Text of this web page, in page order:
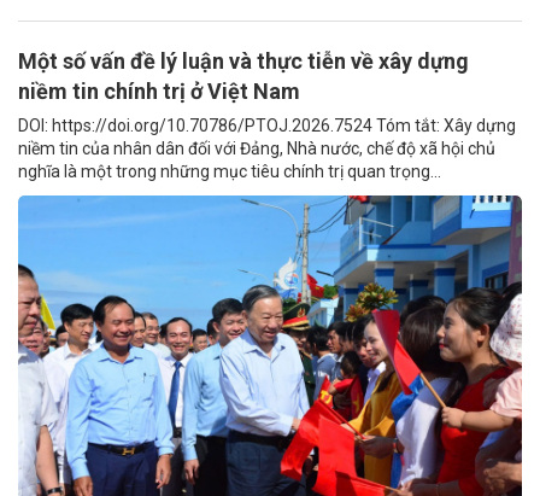
Một số vấn đề lý luận và thực tiễn về xây dựng
niềm tin chính trị ở Việt Nam
DOI: https://doi.org/10.70786/PTOJ.2026.7524 Tóm tắt: Xây dựng
niềm tin của nhân dân đối với Đảng, Nhà nước, chế độ xã hội chủ
nghĩa là một trong những mục tiêu chính trị quan trọng...